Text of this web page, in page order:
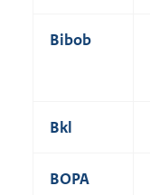
Bibob
Bkl
BOPA